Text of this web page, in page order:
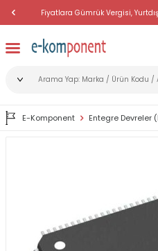
Fiyatlara Gümrük Vergisi,
E-Komponent Entegre Devreler